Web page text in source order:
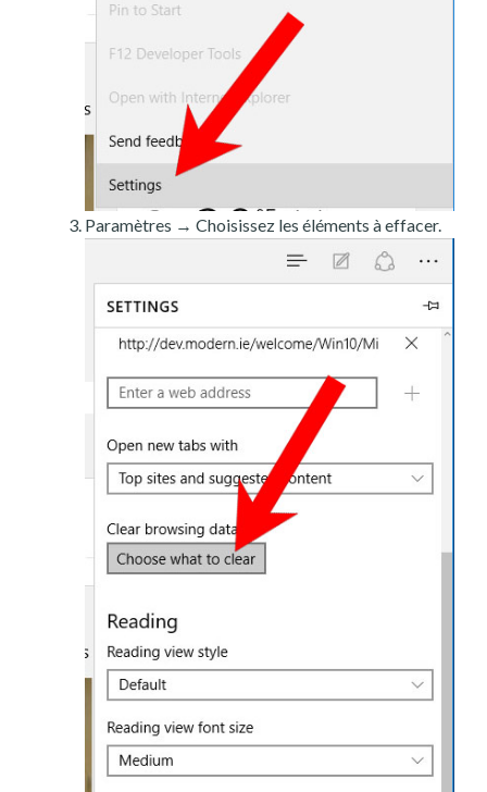
Paramètres → Choisissez les éléments à effacer.